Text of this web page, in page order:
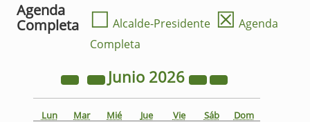
Agenda
Completa
☐ Alcalde-Presidente ☒ Agenda
Completa
Junio 2026
Lun Mar Mié Jue Vie Sáb Dom